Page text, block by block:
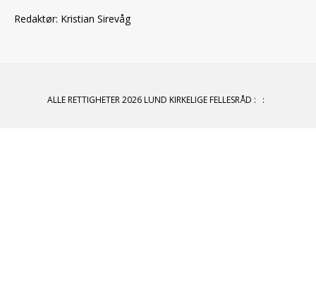
Redaktør: Kristian Sirevåg
ALLE RETTIGHETER 2026 LUND KIRKELIGE FELLESRÅD : :